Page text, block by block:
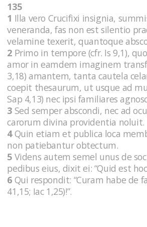
135
1 Illa vero Crucifixi insignia,
veneranda, fas non est silentio
velamine texerit, quantoque
2 Primo in tempore (cfr. Is 9,1),
amor in eamdem imaginem
3,18) amantem, tanta cautela
coepit thesaurum, ut usque ad
Sap 4,13) nec ipsi familiares
3 Sed semper abscondi, nec ad
carorum divina providentia noluit.
4Quin etiam et publica loca
non patiebantur obtectum.
5 Videns autem semel unus de
pedibus eius, dixit ei: “Quid est
6 Qui respondit: “Curam habe de
41,15; Iac 1,25)!”.